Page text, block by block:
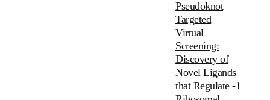
Pseudoknot
Targeted
Virtual
Screening:
Discovery of
Novel Ligands
that Regulate -1